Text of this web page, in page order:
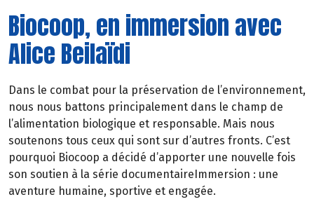
Biocoop, en immersion avec
Alice Beilaïdi
Dans le combat pour la préservation de l’environnement,
nous nous battons principalement dans le champ de
l’alimentation biologique et responsable. Mais nous
soutenons tous ceux qui sont sur d’autres fronts. C’est
pourquoi Biocoop a décidé d’apporter une nouvelle fois
son soutien à la série documentaireImmersion : une
aventure humaine, sportive et engagée.